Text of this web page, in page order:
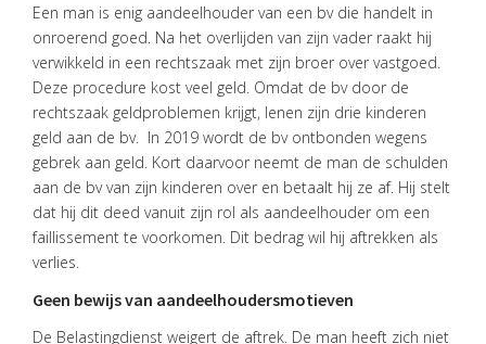
HOME
DIENSTEN
OVER
ONS
Een man is enig aandeelhouder van een bv die handelt in
onroerend goed. Na het overlijden van zijn vader raakt hij
verwikkeld in een rechtszaak met zijn broer over vastgoed.
Deze procedure kost veel geld. Omdat de bv door de
rechtszaak geldproblemen krijgt, lenen zijn drie kinderen
geld aan de bv. In 2019 wordt de bv ontbonden wegens
gebrek aan geld. Kort daarvoor neemt de man de schulden
aan de bv van zijn kinderen over en betaalt hij ze af. Hij stelt
dat hij dit deed vanuit zijn rol als aandeelhouder om een
faillissement te voorkomen. Dit bedrag wil hij aftrekken als
verlies.
Geen bewijs van aandeelhoudersmotieven
De Belastingdienst weigert de aftrek. De man heeft zich niet